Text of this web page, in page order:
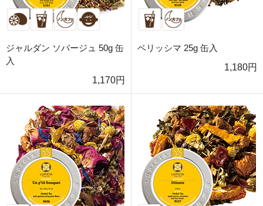
ジャルダン ソバージュ 50g 缶
入
1,170円
ベリッシマ 25g 缶入
1,180円